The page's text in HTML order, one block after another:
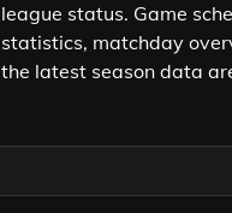
league status. Game
statistics, matchday
the latest season data